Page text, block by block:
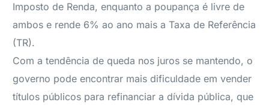
Imposto de Renda, enquanto a poupança é livre de
ambos e rende 6% ao ano mais a Taxa de Referência
(TR).
Com a tendência de queda nos juros se mantendo, o
governo pode encontrar mais dificuldade em vender
títulos públicos para refinanciar a dívida pública, que